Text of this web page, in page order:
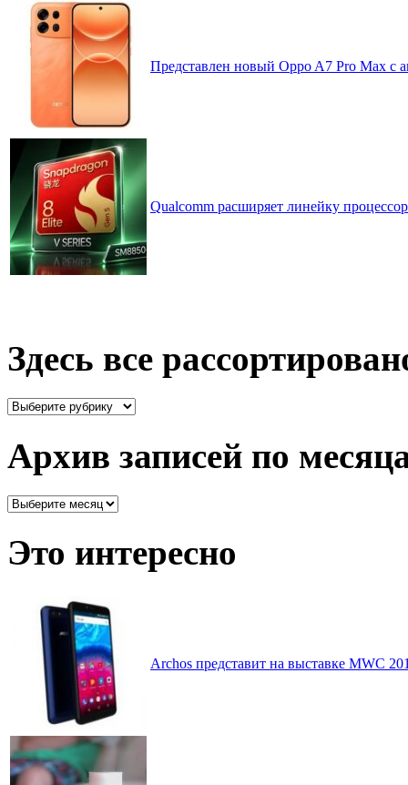
Представлен новый Oppo A7 Pro Max с
Qualcomm расширяет линейку
Здесь все
Здесь
Архив записей по
Архив
месяцам
Это интересно
Archos представит на выставке MWC